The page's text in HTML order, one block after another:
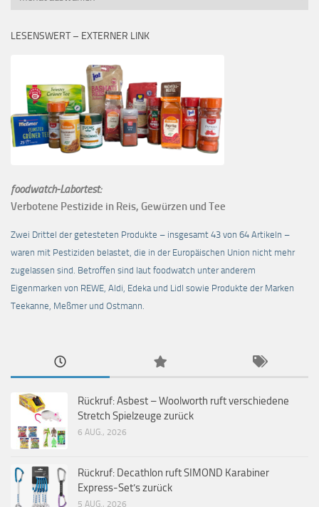
LESENSWERT – EXTERNER LINK
foodwatch-Labortest:
Verbotene Pestizide in Reis, Gewürzen und Tee
Zwei Drittel der getesteten Produkte – insgesamt 43 von 64 Artikeln –
waren mit Pestiziden belastet, die in der Europäischen Union nicht mehr
zugelassen sind. Betroffen sind laut foodwatch unter anderem
Eigenmarken von REWE, Aldi, Edeka und Lidl sowie Produkte der Marken
Teekanne, Meßmer und Ostmann.
Rückruf: Asbest – Woolworth ruft verschiedene
Stretch Spielzeuge zurück
6 AUG., 2026
Rückruf: Decathlon ruft SIMOND Karabiner
Express-Set’s zurück
5 AUG., 2026